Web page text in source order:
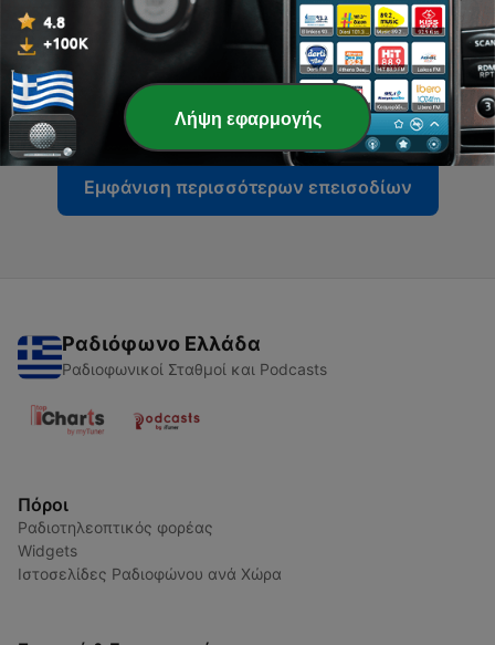
317 - Cómo terminar un noviazgo
11 Ιούν 2026
316 - Errores que desgastan el amor
04 Ιούν 2026
Εμφάνιση περισσότερων επεισοδίων
Ραδιόφωνο Ελλάδα
Ραδιοφωνικοί Σταθμοί και Podcasts
Πόροι
Ραδιοτηλεοπτικός φορέας
Widgets
Ιστοσελίδες Ραδιοφώνου ανά Χώρα
Λήψη εφαρμογής